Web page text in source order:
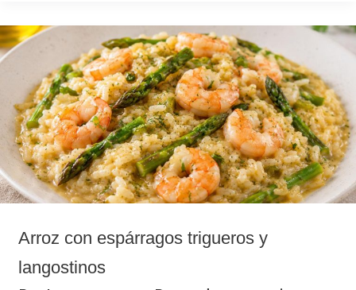
Arroz con espárragos trigueros y
langostinos
Arroz
con
espárragos
trigueros
y
langostinos